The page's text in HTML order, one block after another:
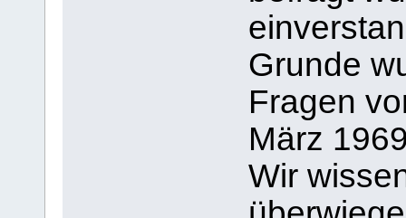
Grunde
Fragen
März
Wir